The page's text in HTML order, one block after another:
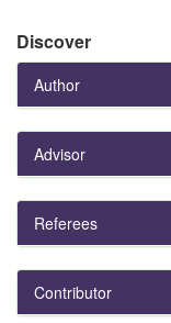
Discover
Author
Advisor
Referees
Contributor